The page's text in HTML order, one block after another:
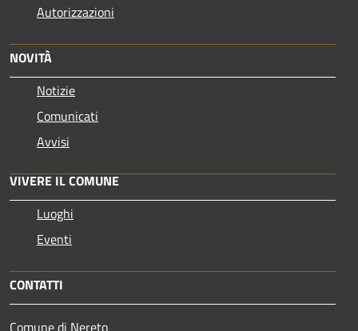
Autorizzazioni
NOVITÀ
Notizie
Comunicati
Avvisi
VIVERE IL COMUNE
Luoghi
Eventi
CONTATTI